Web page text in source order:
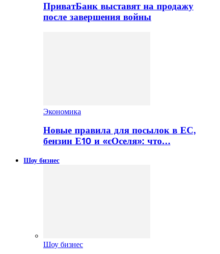
ПриватБанк выставят на продажу
после завершения войны
Экономика
Новые правила для посылок в ЕС,
бензин Е10 и «єОселя»: что…
Шоу бизнес
Шоу бизнес